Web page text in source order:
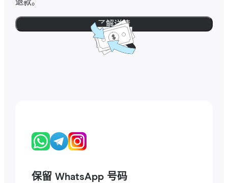
退款。
了解详情
保留 WhatsApp 号码